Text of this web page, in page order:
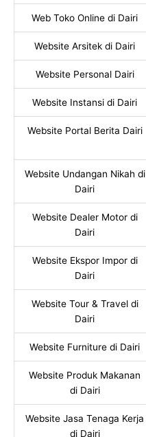
Web Toko Online di Dairi
Website Arsitek di Dairi
Website Personal Dairi
Website Instansi di Dairi
Website Portal Berita Dairi
Website Undangan Nikah di
Dairi
Website Dealer Motor di
Dairi
Website Ekspor Impor di
Dairi
Website Tour & Travel di
Dairi
Website Furniture di Dairi
Website Produk Makanan
di Dairi
Website Jasa Tenaga Kerja
di Dairi